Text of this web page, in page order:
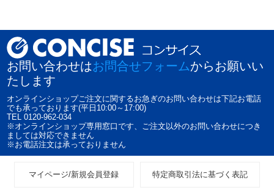
お問い合わせはお問合せフォームからお願いい
たします
オンラインショップご注文に関するお急ぎのお問い合わせは下記お電話
でも承っております(平日10:00～17:00)
TEL 0120-962-034
※オンラインショップ専用窓口です、ご注文以外のお問い合わせにつき
ましては対応できません
※お電話注文は承っておりません
マイページ/新規会員登録 特定商取引法に基づく表記